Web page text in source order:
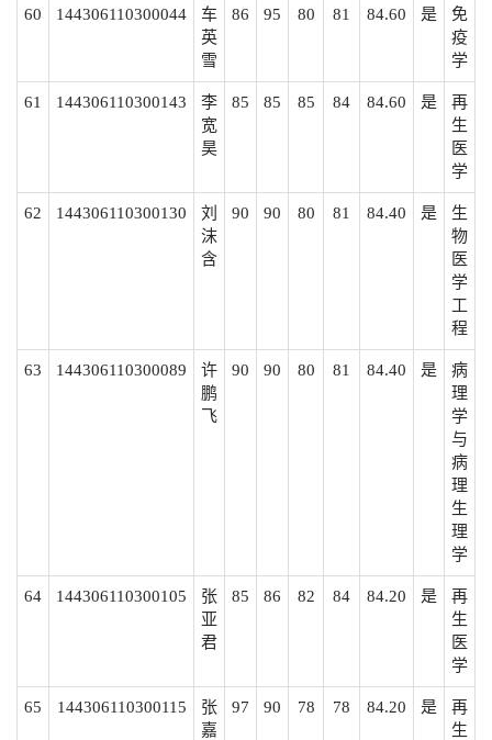
60 144306110300044
车
英
雪
86 95 80 81 84.60 是
免
疫
学
61 144306110300143
李
宽
昊
85 85 85 84 84.60 是
再
生
医
学
62 144306110300130
刘
沫
含
90 90 80 81 84.40 是
生
物
医
学
工
程
63 144306110300089
许
鹏
飞
90 90 80 81 84.40 是
病
理
学
与
病
理
生
理
学
64 144306110300105
张
亚
君
85 86 82 84 84.20 是
再
生
医
学
65 144306110300115
张
嘉
97 90 78 78 84.20 是
再
生